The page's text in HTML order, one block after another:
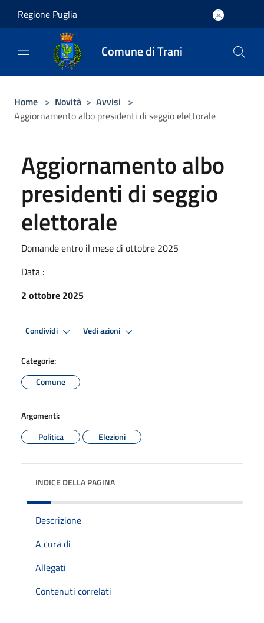
Regione Puglia
Comune di Trani
Home > Novità > Avvisi >
Aggiornamento albo presidenti di seggio elettorale
Aggiornamento albo
presidenti di seggio
elettorale
Domande entro il mese di ottobre 2025
Data :
2 ottobre 2025
Condividi Vedi azioni
Categorie:
Comune
Argomenti:
Politica
Elezioni
INDICE DELLA PAGINA
Descrizione
A cura di
Allegati
Contenuti correlati